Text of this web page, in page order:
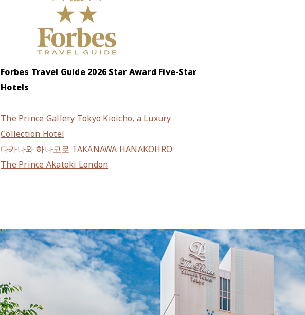
Forbes Travel Guide 2026 Star Award Five-Star
Hotels
The Prince Gallery Tokyo Kioicho, a Luxury
Collection Hotel
다카나와 하나코로 TAKANAWA HANAKOHRO
The Prince Akatoki London